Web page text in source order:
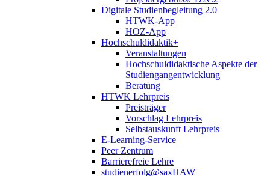
Digitale Studienbegleitung 2.0
HTWK-App
HOZ-App
Hochschuldidaktik+
Veranstaltungen
Hochschuldidaktische Aspekte der
Studiengangentwicklung
Beratung
HTWK Lehrpreis
Preisträger
Vorschlag Lehrpreis
Selbstauskunft Lehrpreis
E-Learning-Service
Peer Zentrum
Barrierefreie Lehre
studienerfolg@saxHAW